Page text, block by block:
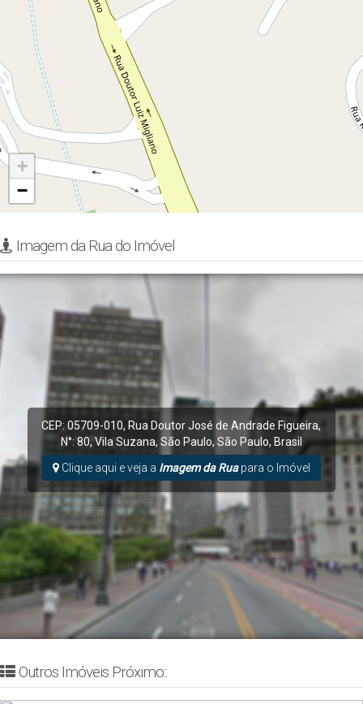
+
−
Imagem da Rua do Imóvel
CEP: 05709-010, Rua Doutor José de Andrade Figueira,
N°: 80,Vila Suzana, São Paulo, São Paulo, Brasil
Clique aqui e veja a Imagem da Ruapara o Imóvel
Outros Imóveis Próximo::